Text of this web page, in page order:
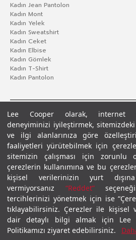
Lee Cooper olarak, internet
deneyiminizi iyileştirmek,
ve ilgi alanlarınıza göre
faaliyetleri yürütebilmek için
sitemizin çalışması için zorunlu
çerezlerin kullanımına ve bu
kişisel verilerinizin yurt
vermiyorsanız “Reddet”
tercihlerinizi yönetmek için ise
tıklayabilirsiniz. Çerezler ile kişisel
dair detaylı bilgi almak için Lee
Politikamızı ziyaret edebilirsiniz.
Kadın Jean Pantolon
Kadın Mont
Kadın Yelek
Kadın Sweatshirt
Kadın Ceket
Kadın Elbise
Kadın Gömlek
Kadın T-Shirt
Kadın Pantolon
Gizlilik PolitikasıÇerez Politikası KVKK
© 2026 Leecooper - Tüm